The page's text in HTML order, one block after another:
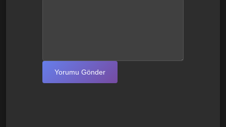
Yorumu Gönder